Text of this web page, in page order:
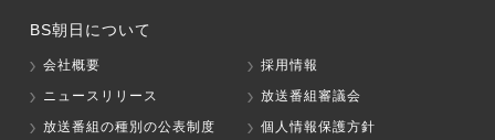
BS朝日について
会社概要
採用情報
ニュースリリース
放送番組審議会
放送番組の種別の公表制度
個人情報保護方針